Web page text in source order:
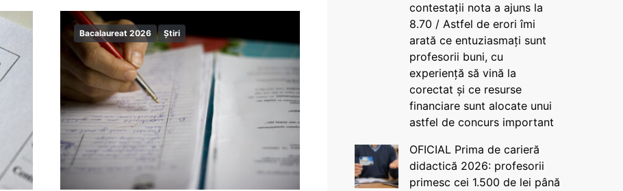
Bacalaureat 2026 Știri
contestații nota a ajuns la
8.70 / Astfel de erori îmi
arată ce entuziasmați sunt
profesorii buni, cu
experiență să vină la
corectat și ce resurse
financiare sunt alocate unui
astfel de concurs important
OFICIAL Prima de carieră
didactică 2026: profesorii
primesc cei 1.500 de lei până